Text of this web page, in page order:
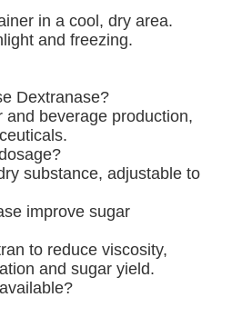
in a cool, dry area.
and freezing.
Dextranase?
beverage production,
substance, adjustable to
improve sugar
to reduce viscosity,
and sugar yield.